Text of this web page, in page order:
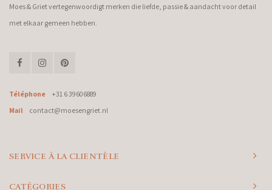
Moes & Griet vertegenwoordigt merken die liefde, passie & aandacht voor detail
met elkaar gemeen hebben.
Téléphone
+31 6 39606889
Mail
contact@moesengriet.nl
SERVICE À LA CLIENTÈLE
CATÉGORIES